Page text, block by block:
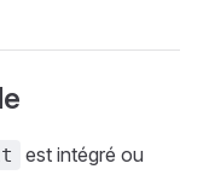
est intégré ou